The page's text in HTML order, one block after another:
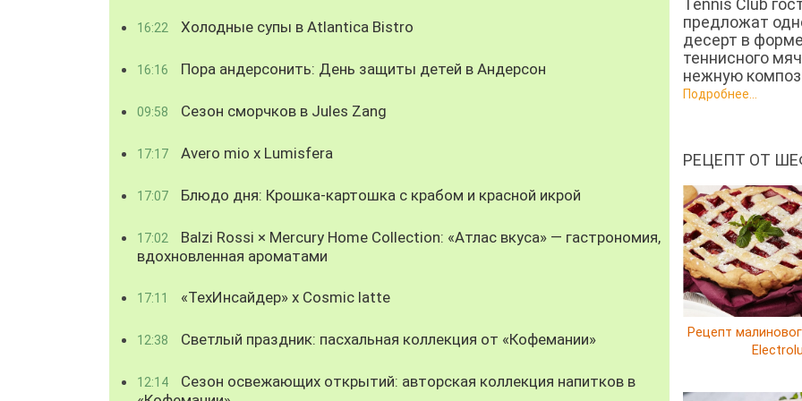
16:22 Холодные супы в Atlantica Bistro
16:16 Пора андерсонить: День защиты детей в Андерсон
09:58 Сезон сморчков в Jules Zang
17:17 Avero mio x Lumisfera
17:07 Блюдо дня: Крошка-картошка с крабом и красной икрой
17:02
Balzi Rossi × Mercury Home Collection: «Атлас вкуса» — гастрономия,
вдохновленная ароматами
17:11 «ТехИнсайдер» х Cosmic latte
12:38 Светлый праздник: пасхальная коллекция от «Кофемании»
12:14
Сезон освежающих открытий: авторская коллекция напитков в
Tennis Club
предложат
десерт в форме
теннисного
нежную
Подробнее...
РЕЦЕПТ ОТ
Рецепт